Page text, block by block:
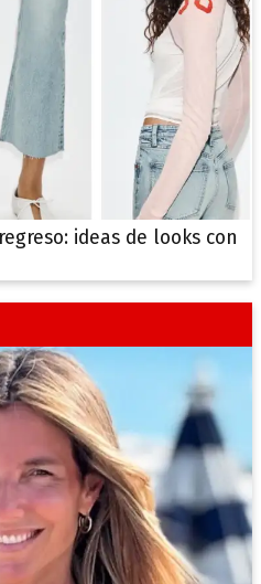
ideas de looks con